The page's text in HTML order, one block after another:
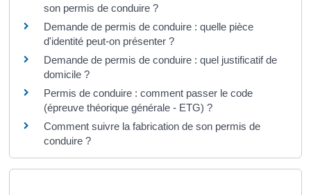
son permis de conduire ?
Demande de permis de conduire : quelle pièce
d'identité peut-on présenter ?
Demande de permis de conduire : quel justificatif de
domicile ?
Permis de conduire : comment passer le code
(épreuve théorique générale - ETG) ?
Comment suivre la fabrication de son permis de
conduire ?